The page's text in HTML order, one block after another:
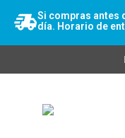
Si compras antes
día. Horario de